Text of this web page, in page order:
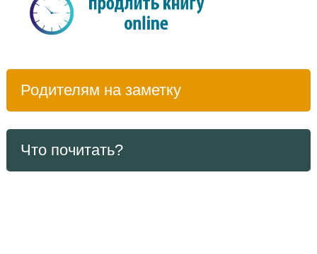
Родителям на заметку
Что почитать?